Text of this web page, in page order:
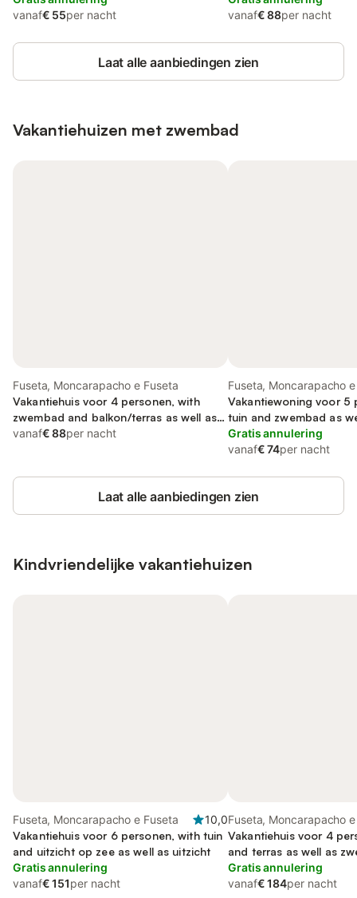
vanaf€ 55per nacht
vanaf€ 88per nacht
Laat alle aanbiedingen zien
Vakantiehuizen met zwembad
Fuseta, Moncarapacho e Fuseta
Vakantiehuis voor 4 personen, with
zwembad and balkon/terras as well as
balkon
vanaf€ 88per nacht
Fuseta, Moncarapacho
Vakantiewoning voor 5
tuin and zwembad as
Gratis annulering
vanaf€ 74per nacht
Laat alle aanbiedingen zien
Kindvriendelijke vakantiehuizen
Fuseta, Moncarapacho e Fuseta
10,0
Vakantiehuis voor 6 personen, with tuin
and uitzicht op zee as well as uitzicht
Gratis annulering
vanaf€ 151per nacht
Fuseta, Moncarapacho
Vakantiehuis voor 4
and terras as well as
kindvriendelijk
Gratis annulering
vanaf€ 184per nacht